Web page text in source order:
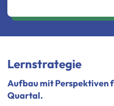
Lernstrategie
Aufbau mit Perspektiven
Quartal.